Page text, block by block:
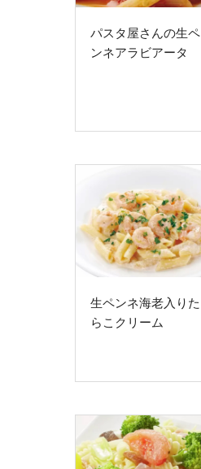
パスタ屋さんの生ペ
ンネアラビアータ
生ペンネ海老入りた
らこクリーム